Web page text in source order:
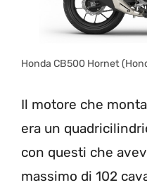
Honda CB500 Hornet
Il motore che
era un
con questi che
massimo di 102